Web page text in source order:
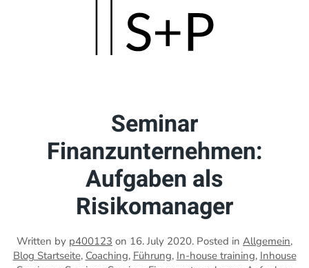
Seminar
Finanzunternehmen:
Aufgaben als
Risikomanager
Written by p400123 on 16. July 2020. Posted in Allgemein,
Blog Startseite, Coaching, Führung, In-house training, Inhouse